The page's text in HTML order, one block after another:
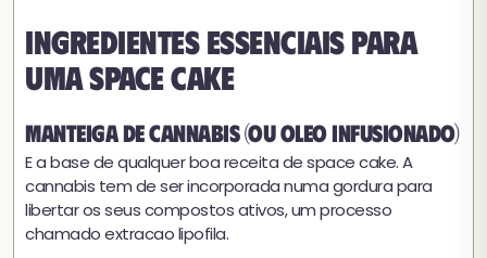
Ingredientes essenciais para
uma Space Cake
Manteiga de cannabis (ou oleo infusionado)
E a base de qualquer boa receita de space cake. A
cannabis tem de ser incorporada numa gordura para
libertar os seus compostos ativos, um processo
chamado extracao lipofila.